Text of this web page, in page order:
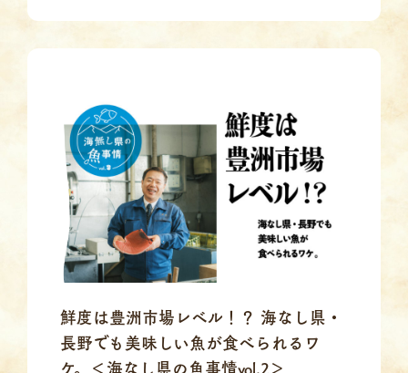
鮮度は豊洲市場レベル！？ 海なし県・
長野でも美味しい魚が食べられるワ